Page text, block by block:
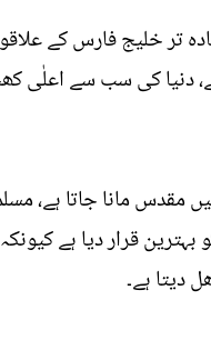
تر خلیج فارس کے
دنیا کی سب سے اعلٰی
مقدس مانا جاتا ہے،
قرار دیا ہے
دیتا ہے۔